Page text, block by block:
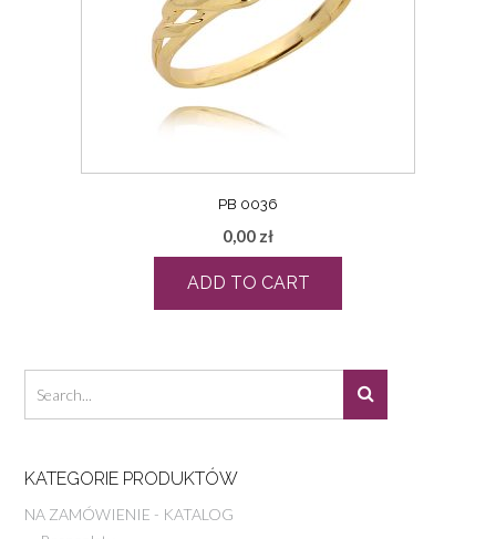
PB 0036
0,00 zł
ADD TO CART
KATEGORIE PRODUKTÓW
NA ZAMÓWIENIE - KATALOG